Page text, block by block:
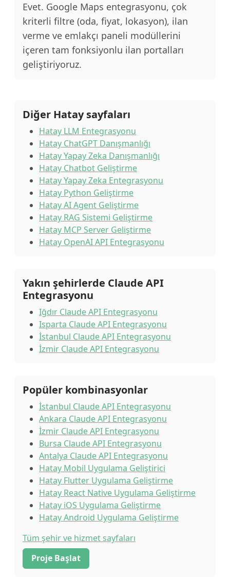
Evet. Google Maps entegrasyonu, çok
kriterli filtre (oda, fiyat, lokasyon), ilan
verme ve emlakçı paneli modüllerini
içeren tam fonksiyonlu ilan portalları
geliştiriyoruz.
Diğer Hatay sayfaları
Hatay LLM Entegrasyonu
Hatay ChatGPT Danışmanlığı
Hatay Yapay Zeka Danışmanlığı
Hatay Chatbot Geliştirme
Hatay Yapay Zeka Entegrasyonu
Hatay Python Geliştirme
Hatay AI Agent Geliştirme
Hatay RAG Sistemi Geliştirme
Hatay MCP Server Geliştirme
Hatay OpenAI API Entegrasyonu
Yakın şehirlerde Claude API
Entegrasyonu
Iğdır Claude API Entegrasyonu
Isparta Claude API Entegrasyonu
İstanbul Claude API Entegrasyonu
İzmir Claude API Entegrasyonu
Popüler kombinasyonlar
İstanbul Claude API Entegrasyonu
Ankara Claude API Entegrasyonu
İzmir Claude API Entegrasyonu
Bursa Claude API Entegrasyonu
Antalya Claude API Entegrasyonu
Hatay Mobil Uygulama Geliştirici
Hatay Flutter Uygulama Geliştirme
Hatay React Native Uygulama Geliştirme
Hatay iOS Uygulama Geliştirme
Hatay Android Uygulama Geliştirme
Tüm şehir ve hizmet sayfaları
Proje Başlat